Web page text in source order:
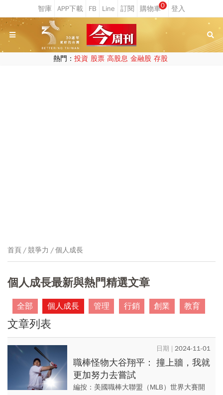
0
熱門： 投資 股票 高股息 金融股 存股
首頁 競爭力 個人成長
個人成長最新與熱門精選文章
全部 個人成長 管理 行銷 創業 教育
文章列表
2024-11-01
職棒怪物大谷翔平： 撞上牆，我就
更加努力去嘗試
編按：美國職棒大聯盟（MLB）世界大賽開